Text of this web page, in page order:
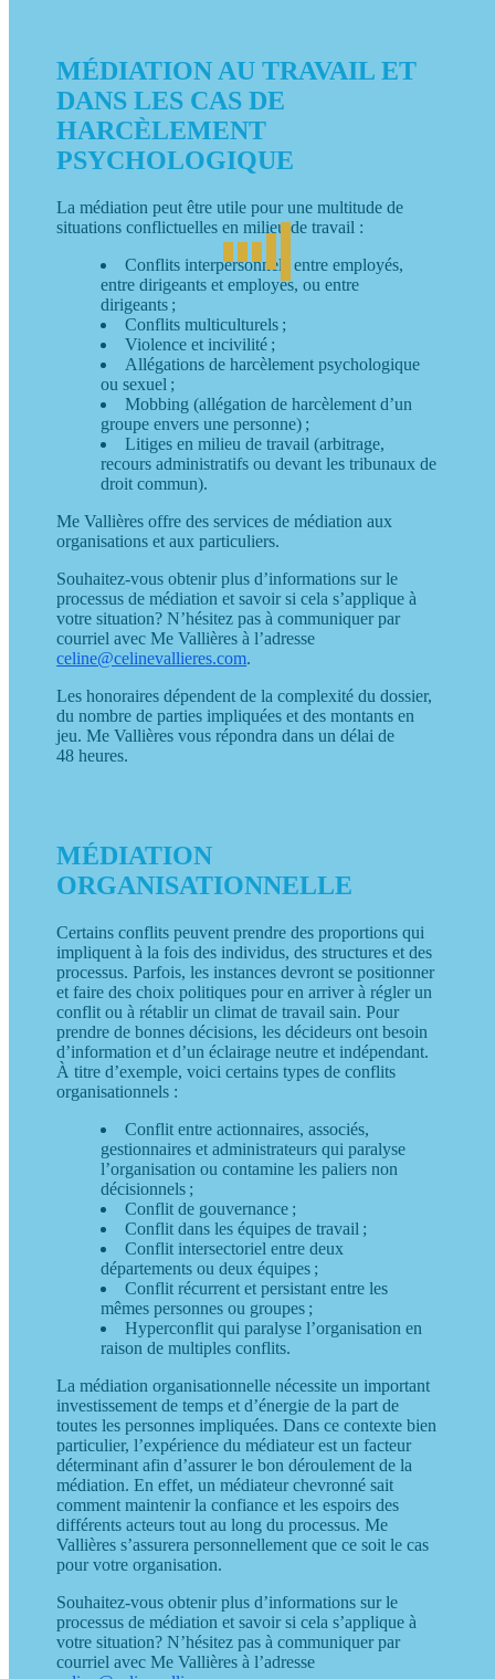
MÉDIATION AU TRAVAIL ET
DANS LES CAS DE
HARCÈLEMENT
PSYCHOLOGIQUE
La médiation peut être utile pour une multitude de
situations conflictuelles en milieu de travail :
Conflits interpersonnels entre employés,
entre dirigeants et employés, ou entre
dirigeants ;
Conflits multiculturels ;
Violence et incivilité ;
Allégations de harcèlement psychologique
ou sexuel ;
Mobbing (allégation de harcèlement d’un
groupe envers une personne) ;
Litiges en milieu de travail (arbitrage,
recours administratifs ou devant les tribunaux de
droit commun).
Me Vallières offre des services de médiation aux
organisations et aux particuliers.
Souhaitez-vous obtenir plus d’informations sur le
processus de médiation et savoir si cela s’applique à
votre situation? N’hésitez pas à communiquer par
courriel avec Me Vallières à l’adresse
celine@celinevallieres.com.
Les honoraires dépendent de la complexité du dossier,
du nombre de parties impliquées et des montants en
jeu. Me Vallières vous répondra dans un délai de
48 heures.
MÉDIATION
ORGANISATIONNELLE
Certains conflits peuvent prendre des proportions qui
impliquent à la fois des individus, des structures et des
processus. Parfois, les instances devront se positionner
et faire des choix politiques pour en arriver à régler un
conflit ou à rétablir un climat de travail sain. Pour
prendre de bonnes décisions, les décideurs ont besoin
d’information et d’un éclairage neutre et indépendant.
À titre d’exemple, voici certains types de conflits
organisationnels :
Conflit entre actionnaires, associés,
gestionnaires et administrateurs qui paralyse
l’organisation ou contamine les paliers non
décisionnels ;
Conflit de gouvernance ;
Conflit dans les équipes de travail ;
Conflit intersectoriel entre deux
départements ou deux équipes ;
Conflit récurrent et persistant entre les
mêmes personnes ou groupes ;
Hyperconflit qui paralyse l’organisation en
raison de multiples conflits.
La médiation organisationnelle nécessite un important
investissement de temps et d’énergie de la part de
toutes les personnes impliquées. Dans ce contexte bien
particulier, l’expérience du médiateur est un facteur
déterminant afin d’assurer le bon déroulement de la
médiation. En effet, un médiateur chevronné sait
comment maintenir la confiance et les espoirs des
différents acteurs tout au long du processus. Me
Vallières s’assurera personnellement que ce soit le cas
pour votre organisation.
Souhaitez-vous obtenir plus d’informations sur le
processus de médiation et savoir si cela s’applique à
votre situation? N’hésitez pas à communiquer par
courriel avec Me Vallières à l’adresse